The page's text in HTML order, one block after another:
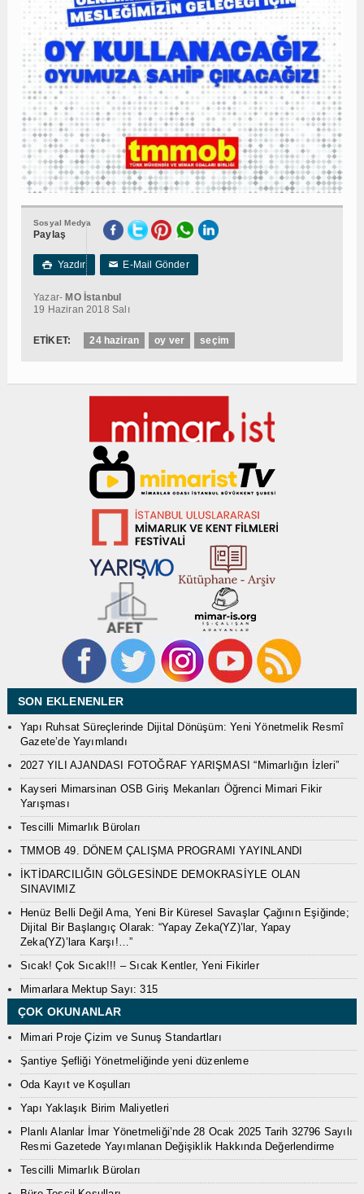
Sosyal Medya
Paylaş
 Yazdır ✉E-Mail Gönder
Yazar- MO İstanbul
19 Haziran 2018 Salı
ETİKET: 24 haziran oy ver seçim
SON EKLENENLER
Yapı Ruhsat Süreçlerinde Dijital Dönüşüm: Yeni Yönetmelik Resmî
Gazete’de Yayımlandı
2027 YILI AJANDASI FOTOĞRAF YARIŞMASI “Mimarlığın İzleri”
Kayseri Mimarsinan OSB Giriş Mekanları Öğrenci Mimari Fikir
Yarışması
Tescilli Mimarlık Büroları
TMMOB 49. DÖNEM ÇALIŞMA PROGRAMI YAYINLANDI
İKTİDARCILIĞIN GÖLGESİNDE DEMOKRASİYLE OLAN
SINAVIMIZ
Henüz Belli Değil Ama, Yeni Bir Küresel Savaşlar Çağının Eşiğinde;
Dijital Bir Başlangıç Olarak: “Yapay Zeka(YZ)’lar, Yapay
Zeka(YZ)’lara Karşı!…”
Sıcak! Çok Sıcak!!! – Sıcak Kentler, Yeni Fikirler
Mimarlara Mektup Sayı: 315
ÇOK OKUNANLAR
Mimari Proje Çizim ve Sunuş Standartları
Şantiye Şefliği Yönetmeliğinde yeni düzenleme
Oda Kayıt ve Koşulları
Yapı Yaklaşık Birim Maliyetleri
Planlı Alanlar İmar Yönetmeliği’nde 28 Ocak 2025 Tarih 32796 Sayılı
Resmi Gazetede Yayımlanan Değişiklik Hakkında Değerlendirme
Tescilli Mimarlık Büroları